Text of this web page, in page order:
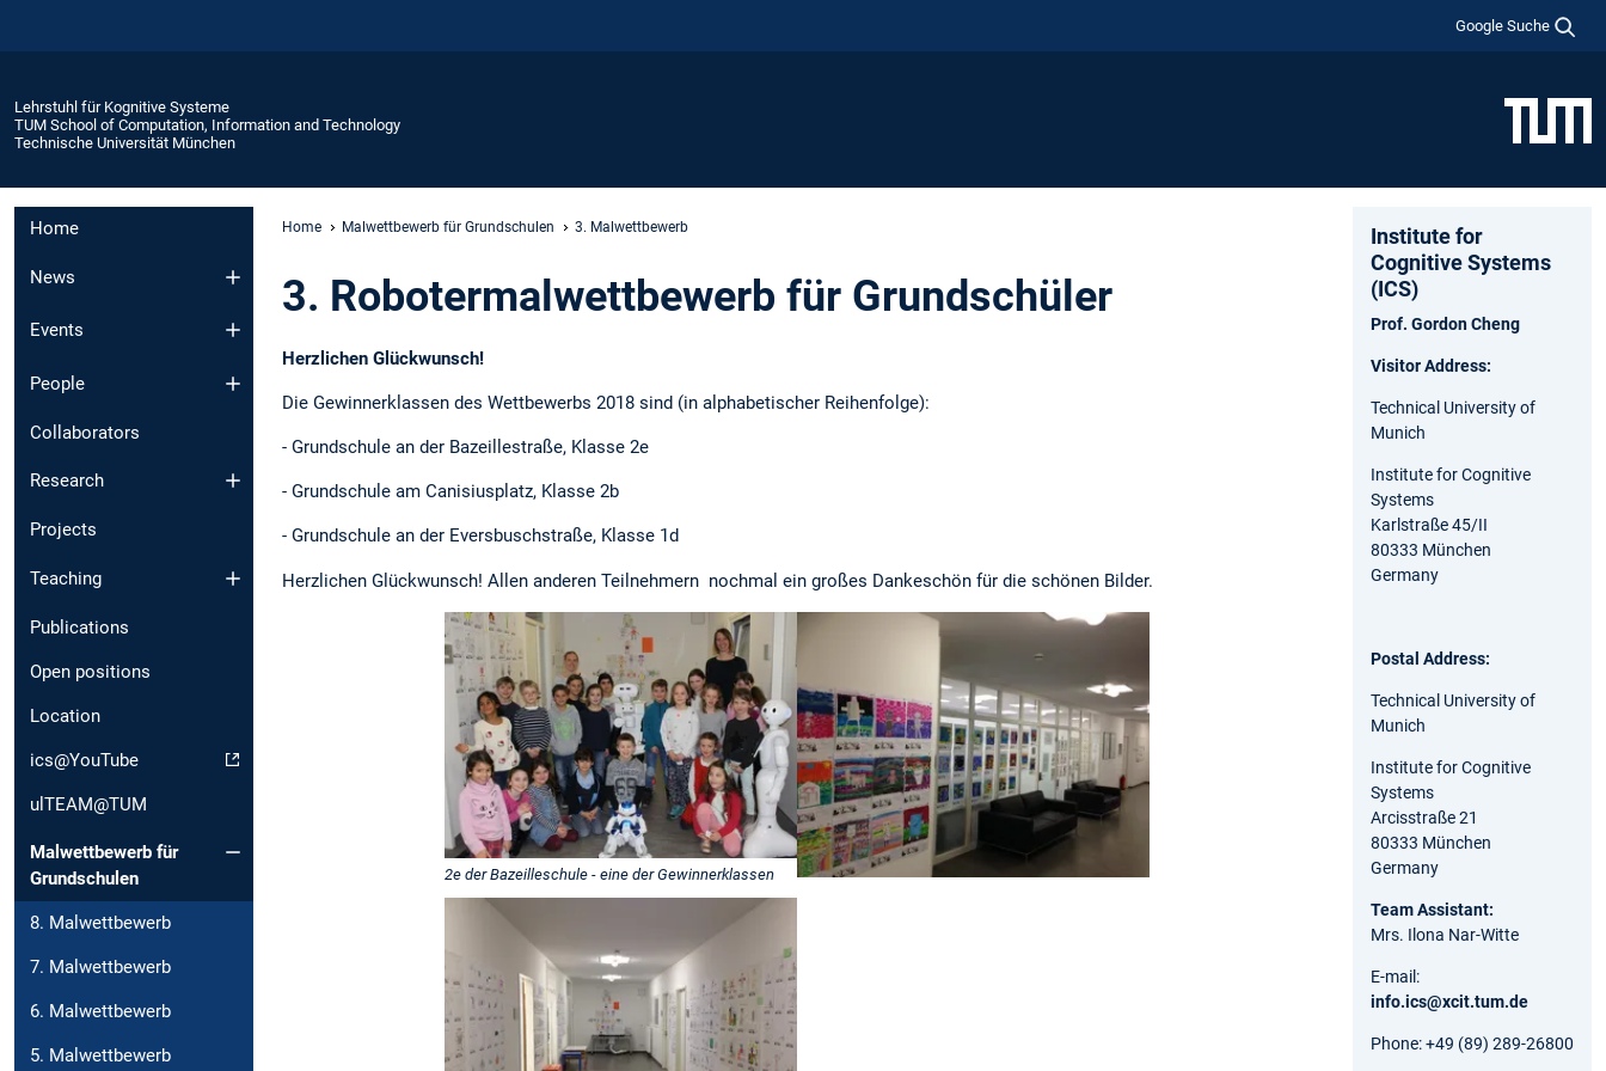
Google Suche
Lehrstuhl für Kognitive Systeme
TUM School of Computation, Information and Technology
Technische Universität München
Home
News
Events
People
Collaborators
Research
Projects
Teaching
Publications
Open positions
Location
ics@YouTube
ulTEAM@TUM
Malwettbewerb für
Grundschulen
8. Malwettbewerb
7. Malwettbewerb
6. Malwettbewerb
5. Malwettbewerb
Home Malwettbewerb für Grundschulen 3. Malwettbewerb
3. Robotermalwettbewerb für Grundschüler
Herzlichen Glückwunsch!
Die Gewinnerklassen des Wettbewerbs 2018 sind (in alphabetischer Reihenfolge):
- Grundschule an der Bazeillestraße, Klasse 2e
- Grundschule am Canisiusplatz, Klasse 2b
- Grundschule an der Eversbuschstraße, Klasse 1d
Herzlichen Glückwunsch! Allen anderen Teilnehmern nochmal ein großes Dankeschön für die schönen Bilder.
2e der Bazeilleschule - eine der Gewinnerklassen
Institute for
Cognitive Systems
(ICS)
Prof. Gordon Cheng
Visitor Address:
Technical University of
Munich
Institute for Cognitive
Systems
Karlstraße 45/II
80333 München
Germany
Postal Address:
Technical University of
Munich
Institute for Cognitive
Systems
Arcisstraße 21
80333 München
Germany
Team Assistant:
Mrs. Ilona Nar-Witte
E-mail:
info.ics@xcit.tum.de
Phone: +49 (89) 289-26800